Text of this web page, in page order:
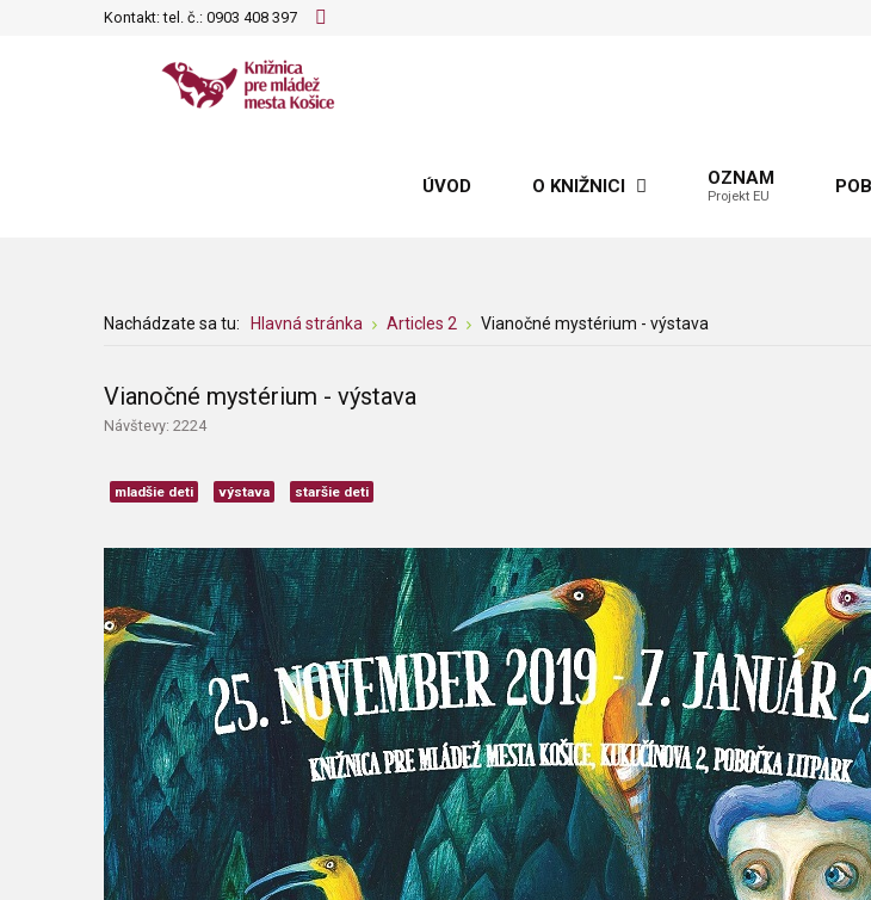
Kontakt: tel. č.: 0903 408 397
ÚVOD O KNIŽNICI OZNAM
Projekt EU
Nachádzate sa tu: Hlavná stránka Articles 2 Vianočné mystérium - výstava
Vianočné mystérium - výstava
Návštevy: 2224
mladšie deti výstava staršie deti